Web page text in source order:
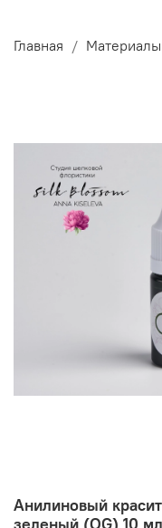
Главная Материалы
Анилиновый